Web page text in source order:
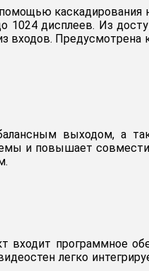
каскадирования
1024 дисплеев. Из
входов.
выходом, а
и повышает
входит программное
легко